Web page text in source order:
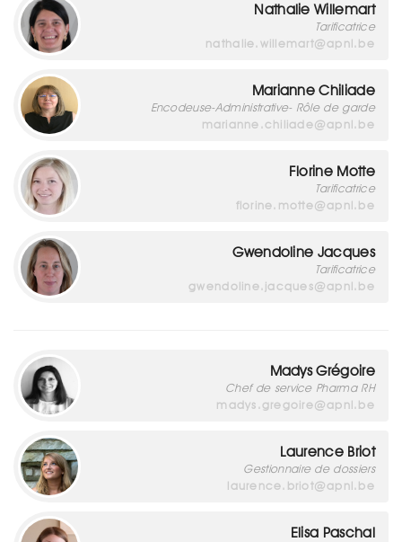
Nathalie Willemart
Tarificatrice
nathalie.willemart@apnl.be
Marianne Chiliade
Encodeuse-Administrative- Rôle de garde
marianne.chiliade@apnl.be
Florine Motte
Tarificatrice
florine.motte@apnl.be
Gwendoline Jacques
Tarificatrice
gwendoline.jacques@apnl.be
Madys Grégoire
Chef de service Pharma RH
madys.gregoire@apnl.be
Laurence Briot
Gestionnaire de dossiers
laurence.briot@apnl.be
Elisa Paschal